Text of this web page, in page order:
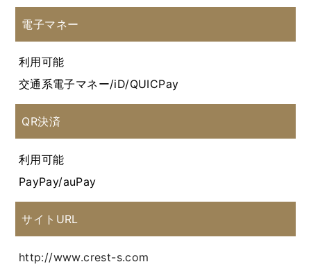
電子マネー
利用可能
交通系電子マネー/iD/QUICPay
QR決済
利用可能
PayPay/auPay
サイトURL
http://www.crest-s.com